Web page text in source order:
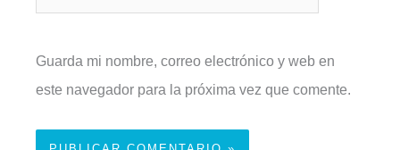
Guarda mi nombre, correo electrónico y web en
este navegador para la próxima vez que comente.